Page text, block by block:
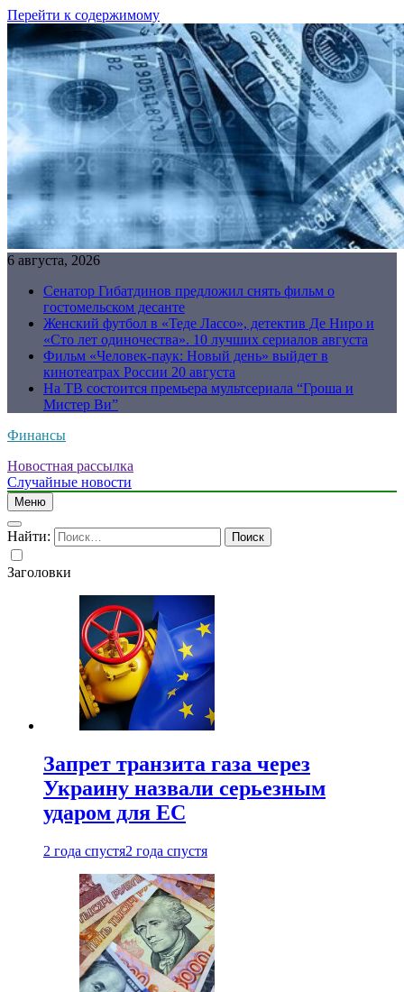
Перейти к содержимому
6 августа, 2026
Сенатор Гибатдинов предложил снять фильм о
гостомельском десанте
Женский футбол в «Теде Лассо», детектив Де Ниро и
«Сто лет одиночества». 10 лучших сериалов августа
Фильм «Человек-паук: Новый день» выйдет в
кинотеатрах России 20 августа
На ТВ состоится премьера мультсериала “Гроша и
Мистер Ви”
Финансы
Новостная рассылка
Случайные новости
Меню
Найти:
Заголовки
Запрет транзита газа через
Украину назвали серьезным
ударом для ЕС
2 года спустя2 года спустя